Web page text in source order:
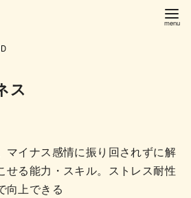
ス
マイナス感情に振り回されずに解
せる能力・スキル。ストレス耐性
向上できる